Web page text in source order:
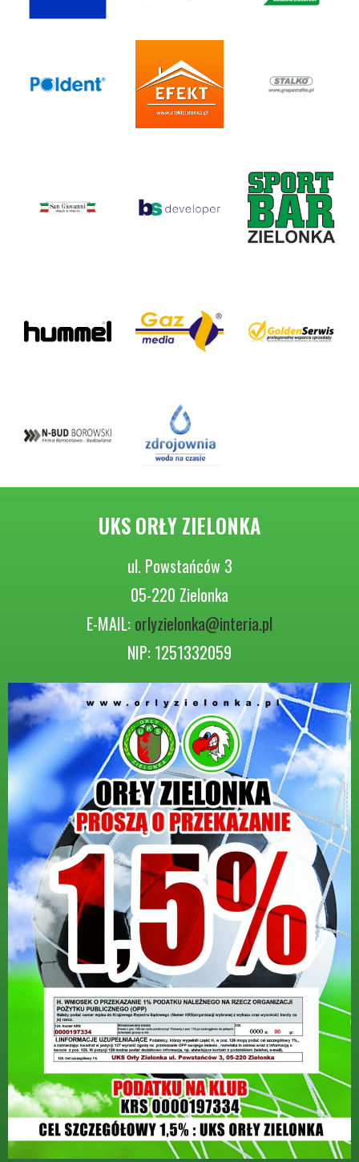
UKS ORŁY ZIELONKA
ul. Powstańców 3
05-220 Zielonka
E-MAIL: orlyzielonka@interia.pl
NIP: 1251332059